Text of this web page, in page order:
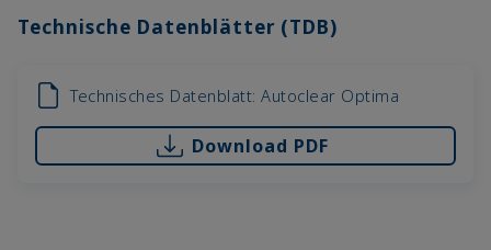
Technische Datenblätter (TDB)
Technisches Datenblatt: Autoclear Optima
Download PDF